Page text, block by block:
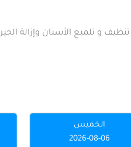
تنظيف و تلميع الأسنان وإزالة الجير
الخميس
2026-08-06